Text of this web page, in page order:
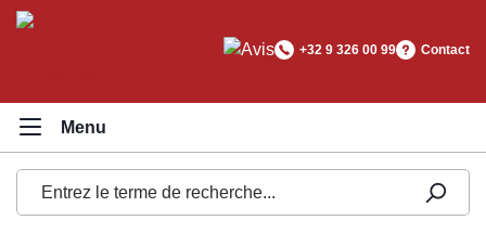
principal
+32 9 326 00 99 Contact